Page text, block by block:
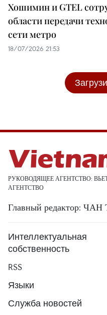
Хошимин и GTEL
области передачи
сети метро
18/07/2026 21:53
РУКОВОДЯЩЕЕ АГЕНТСТВО:
АГЕНТСТВО
Главный редактор:
Интеллектуальная
собственность
RSS
Языки
Служба новостей